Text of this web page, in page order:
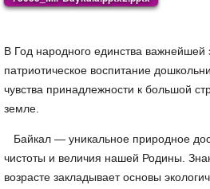
В Год народного единства важнейшей
патриотическое воспитание
чувства принадлежности к большой
земле.
Байкал — уникальное природное
чистоты и величия нашей Родины.
возрасте закладывает основы